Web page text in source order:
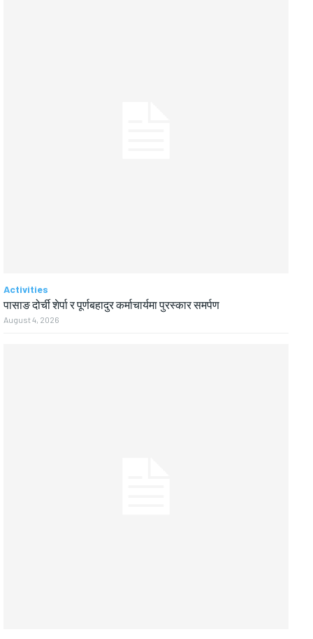
Activities
पासाङ दोर्ची शेर्पा र पूर्णबहादुर कर्माचार्यमा पुरस्कार समर्पण
August 4, 2026